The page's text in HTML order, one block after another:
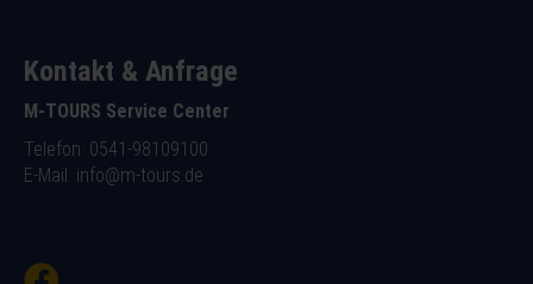
Kontakt & Anfrage
M-TOURS Service Center
Telefon: 0541-98109100
E-Mail: info@m-tours.de